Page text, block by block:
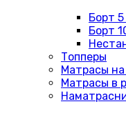
Борт
Борт
Топперы
Матрасы
Матрасы в